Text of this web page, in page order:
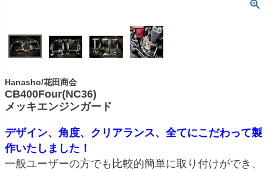
Hanasho/花田商会
CB400Four(NC36)
メッキエンジンガード
デザイン、角度、クリアランス、全てにこだわって製
作いたしました！
一般ユーザーの方でも比較的簡単に取り付けができ、